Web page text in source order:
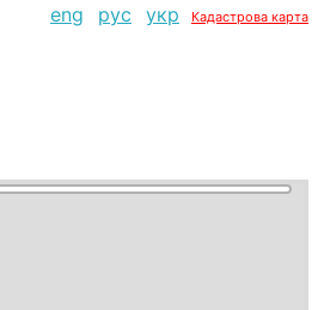
eng рус укр Кадастрова карта